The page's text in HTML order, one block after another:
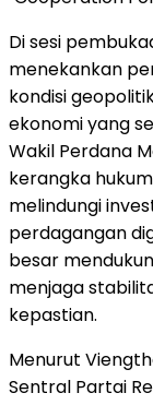
Di sesi
menekankan
kondisi
ekonomi yang
Wakil Perdana
kerangka
melindungi
perdagangan
besar
menjaga
kepastian.
Menurut
Sentral Partai